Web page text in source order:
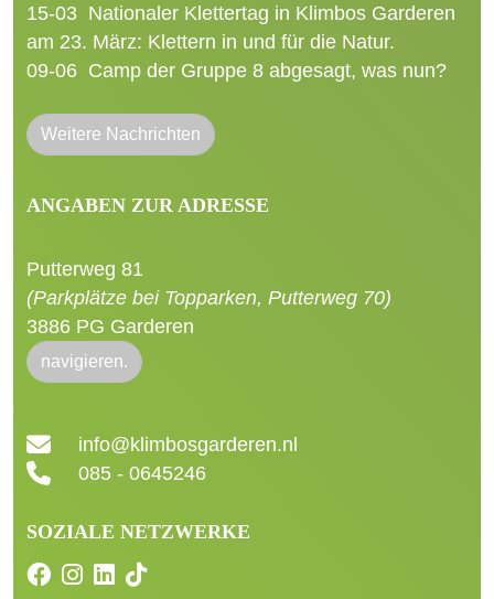
15-03 Nationaler Klettertag in Klimbos Garderen
am 23. März: Klettern in und für die Natur.
09-06 Camp der Gruppe 8 abgesagt, was nun?
Weitere Nachrichten
ANGABEN ZUR ADRESSE
Putterweg 81
(Parkplätze bei Topparken, Putterweg 70)
3886 PG Garderen
navigieren.
info@klimbosgarderen.nl
085 - 0645246
SOZIALE NETZWERKE